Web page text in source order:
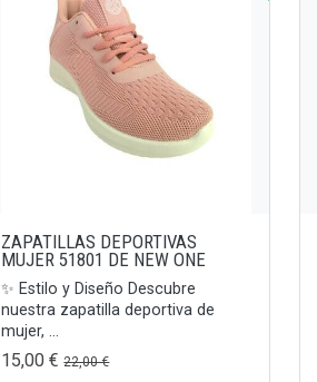
ZAPATILLAS DEPORTIVAS
MUJER 51801 DE NEW ONE
✨ Estilo y Diseño Descubre
nuestra zapatilla deportiva de
mujer, ...
15,00 €22,00 €